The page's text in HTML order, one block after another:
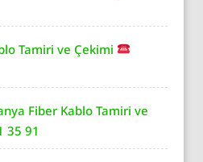
Tamiri ve Çekimi
Fiber Kablo Tamiri ve
35 91